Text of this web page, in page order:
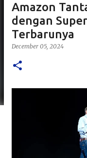
Amazon
dengan
Terbarunya
December 05, 2024